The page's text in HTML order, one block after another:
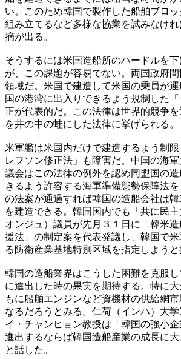
い。このため韓国で製作した船舶ブロ
組み立てるなど多様な協業を試みなけ
摘が出る。
そうするには米国造船所のハードルを
が、この課題が容易でない。両国政府
領域だ。米国で建造して米国の乗員が
国の港湾に出入りできるよう規制した
正が代表的だ。この法律は世界的競争
を井の中の蛙にした法律に挙げられる。
米軍艦は米国内だけで建造するよう制
レフソン修正法」も障害だ。中国の海
議会はこの法律の例外を認め同盟国の
きるよう許容する海軍準備態勢保障法
の法案が通過すれば韓国の造船会社は
を建造できる。韓国国内でも「共に民主
オンジュ）議員が先月３１日に「韓米
援法」の制定案を代表発議し、韓国で
る防衛産業基地特別区域を指定しようと
韓国の造船業界はこうした困難を克服
に進出した時の果実を期待する。特に
もに船舶エンジンなど資機材の供給網市
なるだろうとみる。仁荷（インハ）大
イ・チャンヒョン教授は「韓国の強小
進出するならば韓国造船産業の成長に大
と話した。